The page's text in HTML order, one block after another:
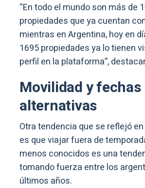
“En todo el mundo son más de
propiedades que ya cuentan
mientras en Argentina, hoy en
1695 propiedades ya lo tienen
perfil en la plataforma”,
Movilidad y fechas
alternativas
Otra tendencia que se reflejó
es que viajar fuera de
menos conocidos es una
tomando fuerza entre los
últimos años.